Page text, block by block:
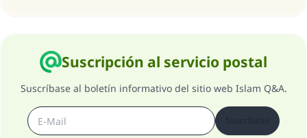
Suscripción al servicio postal
Suscríbase al boletín informativo del sitio web Islam Q&A.